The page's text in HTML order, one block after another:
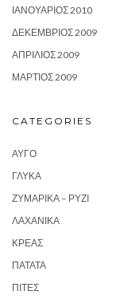
ΙΑΝΟΥΆΡΙΟΣ 2010
ΔΕΚΈΜΒΡΙΟΣ 2009
ΑΠΡΊΛΙΟΣ 2009
ΜΆΡΤΙΟΣ 2009
CATEGORIES
ΑΥΓΌ
ΓΛΥΚΆ
ΖΥΜΑΡΙΚΆ – ΡΎΖΙ
ΛΑΧΑΝΙΚΆ
ΚΡΈΑΣ
ΠΑΤΆΤΑ
ΠΊΤΕΣ